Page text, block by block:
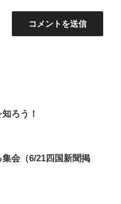
ろう！
会（6/21四国新聞掲